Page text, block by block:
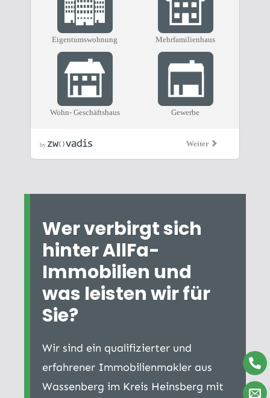
Wer verbirgt sich
hinter AllFa-
Immobilien und
was leisten wir für
Sie?
Wir sind ein qualifizierter und
erfahrener Immobilienmakler aus
Wassenberg im Kreis Heinsberg mit